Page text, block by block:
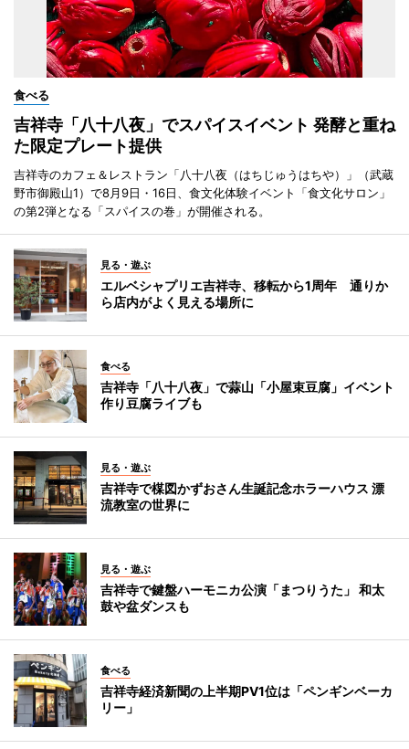
食べる
吉祥寺「八十八夜」でスパイスイベント 発酵と重ね
た限定プレート提供
吉祥寺のカフェ＆レストラン「八十八夜（はちじゅうはちや）」（武蔵
野市御殿山1）で8月9日・16日、食文化体験イベント「食文化サロン」
の第2弾となる「スパイスの巻」が開催される。
見る・遊ぶ
エルベシャプリエ吉祥寺、移転から1周年 通りか
ら店内がよく見える場所に
食べる
吉祥寺「八十八夜」で蒜山「小屋束豆腐」イベント
作り豆腐ライブも
見る・遊ぶ
吉祥寺で楳図かずおさん生誕記念ホラーハウス 漂
流教室の世界に
見る・遊ぶ
吉祥寺で鍵盤ハーモニカ公演「まつりうた」 和太
鼓や盆ダンスも
食べる
吉祥寺経済新聞の上半期PV1位は「ペンギンベーカ
リー」